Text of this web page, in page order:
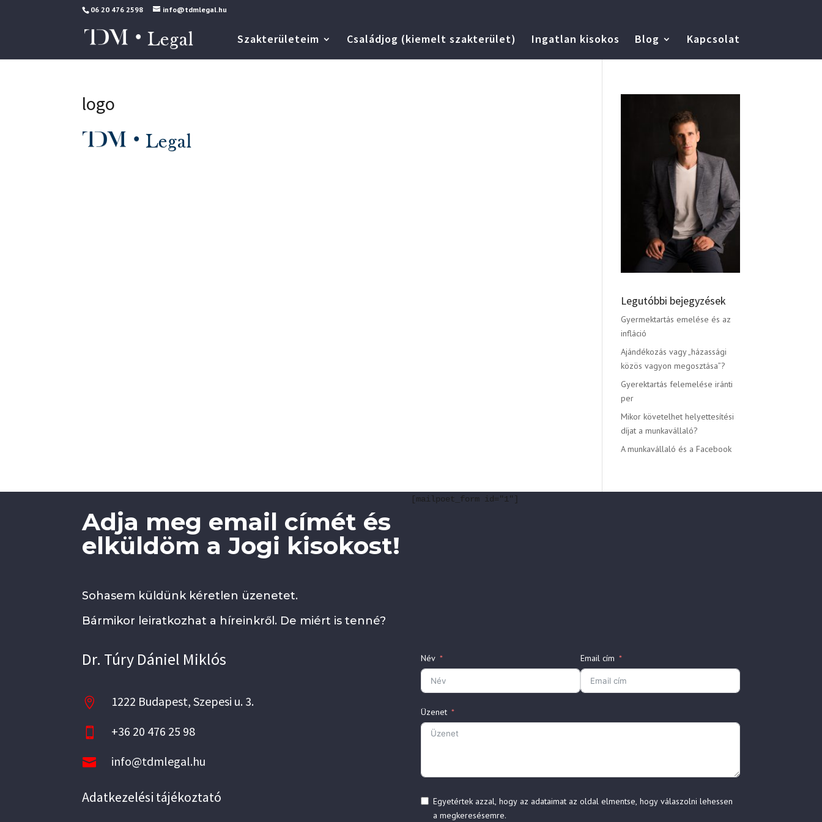
06 20 476 2598 info@tdmlegal.hu
Szakterületeim Családjog (kiemelt szakterület) Ingatlan kisokos Blog Kapcsolat
logo
Legutóbbi bejegyzések
Gyermektartás emelése és az
infláció
Ajándékozás vagy „házassági
közös vagyon megosztása”?
Gyerektartás felemelése iránti
per
Mikor követelhet helyettesítési
díjat a munkavállaló?
A munkavállaló és a Facebook
Adja meg email címét és
elküldöm a Jogi kisokost!
Sohasem küldünk kéretlen üzenetet.
Bármikor leiratkozhat a híreinkről. De miért is tenné?
[mailpoet_form id="1"]
Dr. Túry Dániel Miklós
 1222 Budapest, Szepesi u. 3.
 +36 20 476 25 98
 info@tdmlegal.hu
Adatkezelési tájékoztató
Név Email cím
Üzenet
Egyetértek azzal, hogy az adataimat az oldal elmentse, hogy válaszolni lehessen
a megkeresésemre.